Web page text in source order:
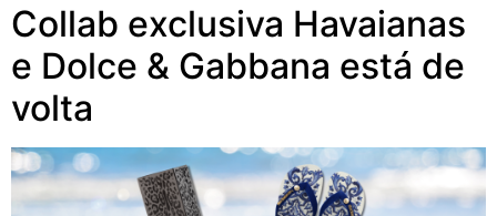
Collab exclusiva Havaianas
e Dolce & Gabbana está de
volta